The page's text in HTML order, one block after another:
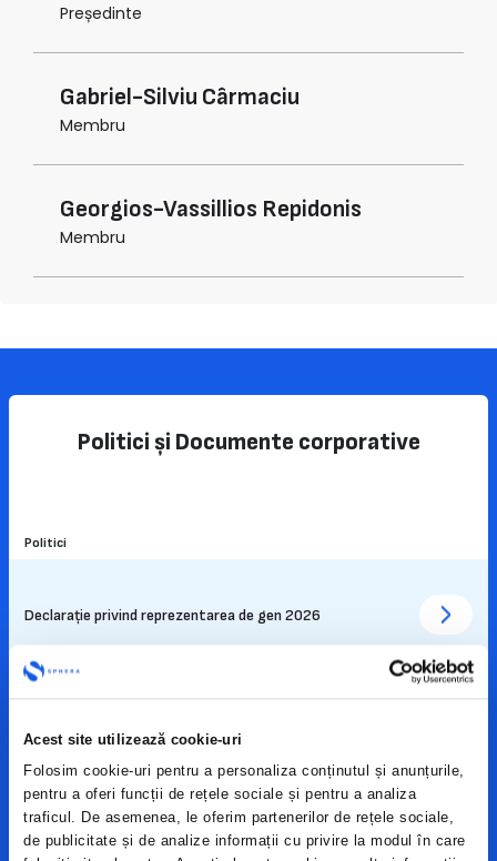
Acest site utilizează cookie-uri
Folosim cookie-uri pentru a personaliza conținutul și anunțurile,
pentru a oferi funcții de rețele sociale și pentru a analiza
traficul. De asemenea, le oferim partenerilor de rețele sociale,
de publicitate și de analize informații cu privire la modul în care
Președinte
Gabriel-Silviu Cârmaciu
Membru
Georgios-Vassillios Repidonis
Membru
Politici și Documente corporative
Politici
Declarație privind reprezentarea de gen 2026
Politica de nominalizare
Declarație privind reprezentarea de gen 2025